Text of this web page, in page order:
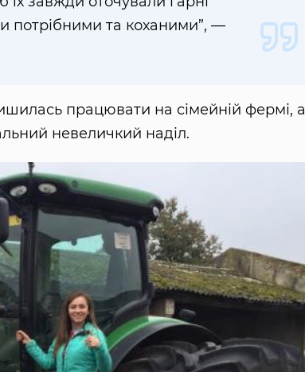
потрібними та коханими”, —
працювати на сімейній фермі, а
невеличкий наділ.